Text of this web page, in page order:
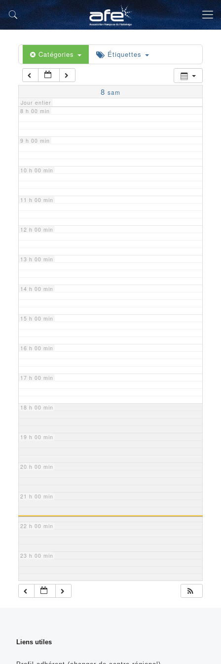
Catégories Étiquettes
8 sam
Jour entier
5 h 00 min
6 h 00 min
7 h 00 min
8 h 00 min
9 h 00 min
10 h 00 min
11 h 00 min
12 h 00 min
13 h 00 min
14 h 00 min
15 h 00 min
16 h 00 min
17 h 00 min
18 h 00 min
19 h 00 min
20 h 00 min
21 h 00 min
22 h 00 min
23 h 00 min
Liens utiles